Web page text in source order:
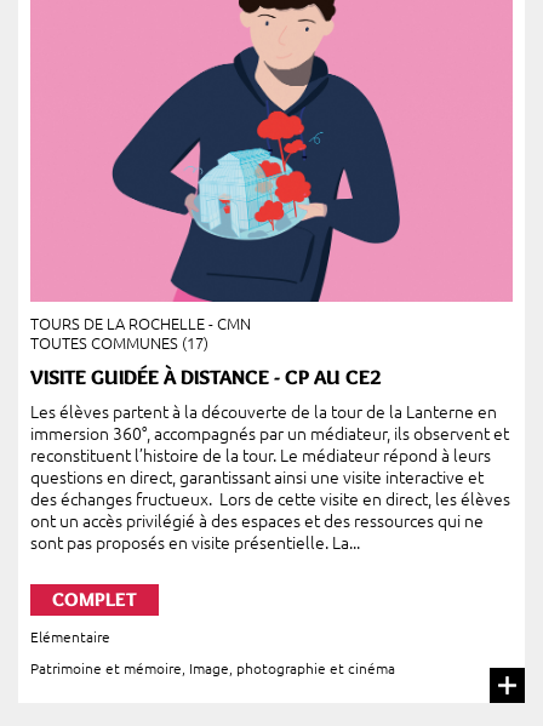
TOURS DE LA ROCHELLE - CMN
TOUTES COMMUNES (17)
VISITE GUIDÉE À DISTANCE - CP AU CE2
Les élèves partent à la découverte de la tour de la Lanterne en
immersion 360°, accompagnés par un médiateur, ils observent et
reconstituent l’histoire de la tour. Le médiateur répond à leurs
questions en direct, garantissant ainsi une visite interactive et
des échanges fructueux. Lors de cette visite en direct, les élèves
ont un accès privilégié à des espaces et des ressources qui ne
sont pas proposés en visite présentielle. La...
COMPLET
Elémentaire
Patrimoine et mémoire
Image, photographie et cinéma